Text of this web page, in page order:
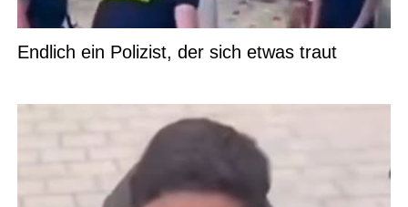
Endlich ein Polizist, der sich etwas traut